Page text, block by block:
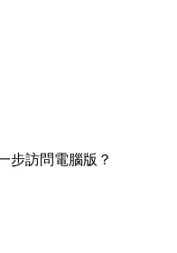
步訪問電腦版？